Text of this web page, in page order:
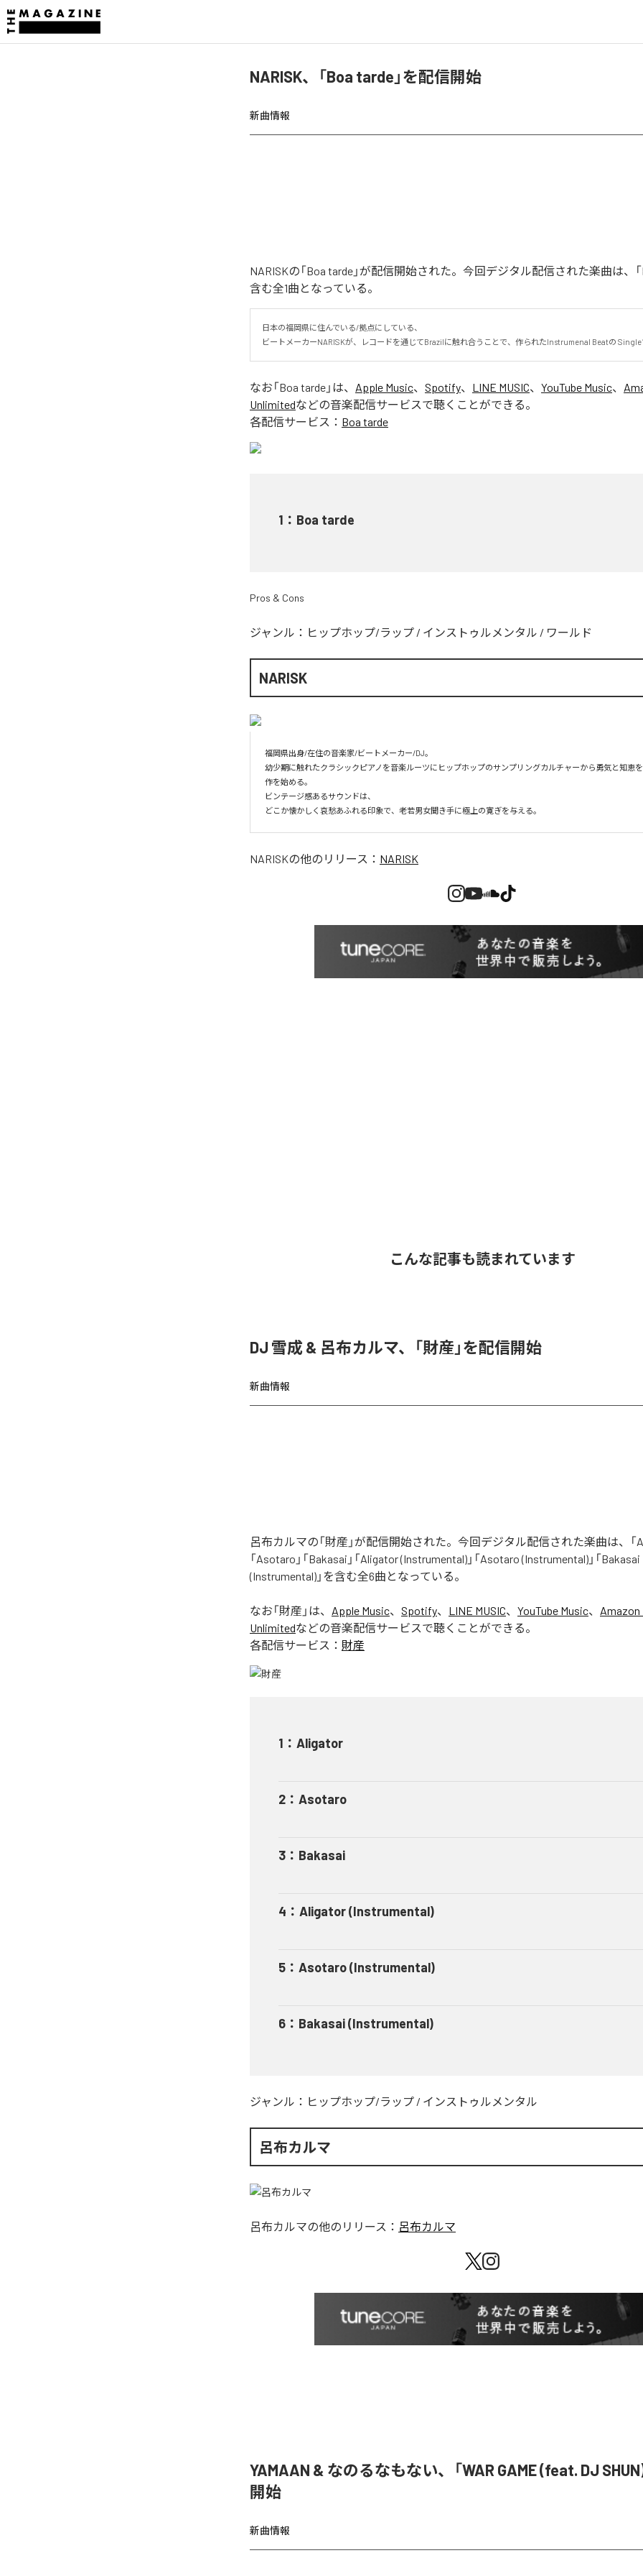
NARISK、「Boa tarde」を配信開始
新曲情報
NARISKの「Boa tarde」が配信開始された。今回デジタル配信された楽曲は、「
含む全1曲となっている。
日本の福岡県に住んでいる/拠点にしている、
ビートメーカーNARISKが、レコードを通じてBrazilに触れ合うことで、作られたInstrumenal Beatの Single
なお「Boa tarde 」は、 Apple Music、 Spotify、 LINE MUSIC、 YouTube Music、
Unlimitedなどの音楽配信サービスで聴くことができる。
各配信サービス： Boa tarde
1 ： Boa tarde
Pros & Cons
ジャンル： ヒップホップ/ラップ / インストゥルメンタル / ワールド
NARISK
福岡県出身/在住の音楽家/ビートメーカー/DJ。
幼少期に触れたクラシックピアノを音楽ルーツにヒップホップのサンプリングカルチャーから勇気と知恵
作を始める。
ビンテージ感あるサウンドは、
どこか懐かしく哀愁あふれる印象で、老若男女聞き手に極上の寛ぎを与える。
NARISKの他のリリース： NARISK
こんな記事も読まれています
DJ 雪成 & 呂布カルマ、「財産」を配信開始
新曲情報
呂布カルマの「財産」が配信開始された。今回デジタル配信された楽曲は、「
「Asotaro」「Bakasai」「Aligator (Instrumental)」「Asotaro (Instrumental)」「Bakasai
(Instrumental)」を含む全6曲となっている。
なお「財産 」は、 Apple Music、 Spotify、 LINE MUSIC、 YouTube Music、 Amazon
Unlimitedなどの音楽配信サービスで聴くことができる。
各配信サービス： 財産
1 ： Aligator
2 ： Asotaro
3 ： Bakasai
4 ： Aligator (Instrumental)
5 ： Asotaro (Instrumental)
6 ： Bakasai (Instrumental)
ジャンル： ヒップホップ/ラップ / インストゥルメンタル
呂布カルマ
呂布カルマの他のリリース： 呂布カルマ
YAMAAN & なのるなもない、「WAR GAME (feat. DJ
開始
新曲情報